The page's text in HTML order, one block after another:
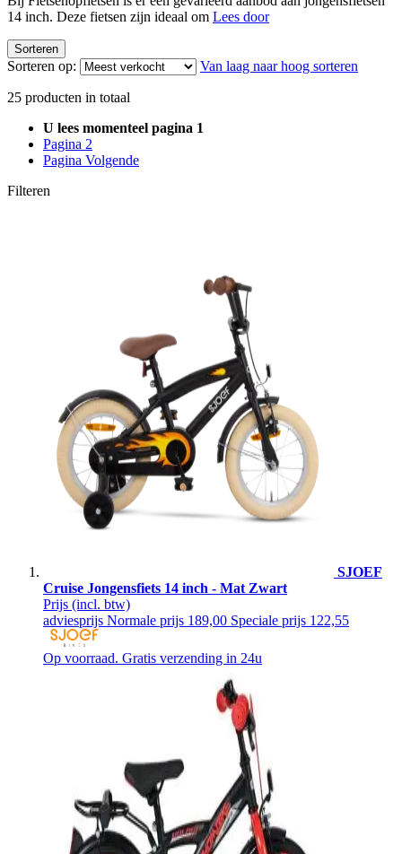
14 inch. Deze fietsen zijn ideaal om Lees door
Sorteren
Sorteren op: Van laag naar hoog sorteren
25 producten in totaal
U lees momenteel pagina 1
Pagina 2
Pagina Volgende
Filteren
SJOEF
Cruise Jongensfiets 14 inch - Mat Zwart
Prijs (incl. btw)
adviesprijs Normale prijs 189,00 Speciale prijs 122,55
Op voorraad. Gratis verzending in 24u